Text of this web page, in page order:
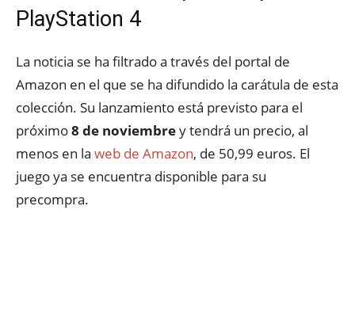
PlayStation 4
La noticia se ha filtrado a través del portal de
Amazon en el que se ha difundido la carátula de esta
colección. Su lanzamiento está previsto para el
próximo8 de noviembrey tendrá un precio, al
menos en la web de Amazon, de 50,99 euros. El
juego ya se encuentra disponible para su
precompra.